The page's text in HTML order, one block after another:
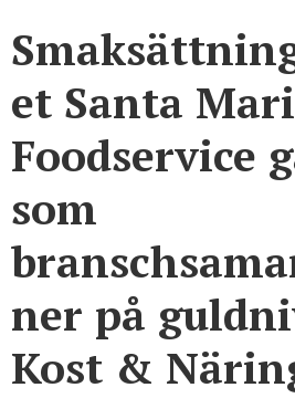
et Santa
Foodservice
som
ner på
Kost &